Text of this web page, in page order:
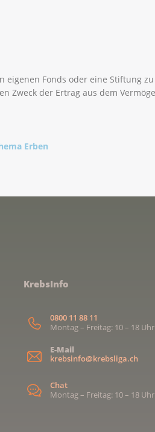
eigenen Fonds oder eine Stiftung
Zweck der Ertrag aus dem
Erben
KrebsInfo
0800 11 88 11
Montag – Freitag: 10 – 18 Uhr
E-Mail
krebsinfo@krebsliga.ch
Chat
Montag – Freitag: 10 – 18 Uhr